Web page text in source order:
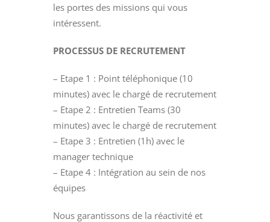
les portes des missions qui vous
intéressent.
PROCESSUS DE RECRUTEMENT
– Etape 1 : Point téléphonique (10
minutes) avec le chargé de recrutement
– Etape 2 : Entretien Teams (30
minutes) avec le chargé de recrutement
– Etape 3 : Entretien (1h) avec le
manager technique
– Etape 4 : Intégration au sein de nos
équipes
Nous garantissons de la réactivité et